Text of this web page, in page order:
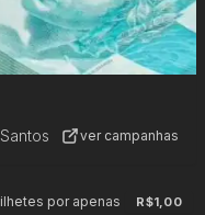
ver campanhas
por apenas R$1,00